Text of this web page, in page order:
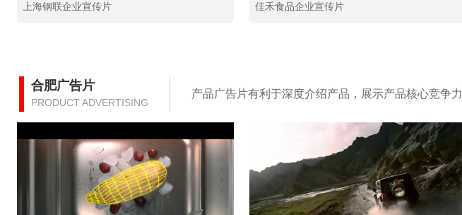
上海钢联企业宣传片 佳禾食品企业宣传片
合肥广告片
PRODUCT ADVERTISING
产品广告片有利于深度介绍产品，展示产品核心竞争力